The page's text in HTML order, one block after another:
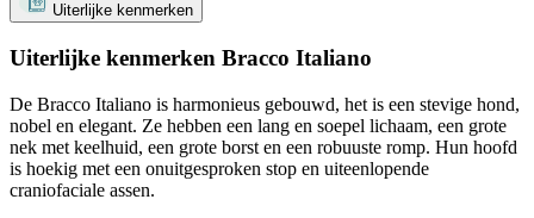
Uiterlijke kenmerken
Uiterlijke kenmerken Bracco Italiano
De Bracco Italiano is harmonieus gebouwd, het is een stevige hond,
nobel en elegant. Ze hebben een lang en soepel lichaam, een grote
nek met keelhuid, een grote borst en een robuuste romp. Hun hoofd
is hoekig met een onuitgesproken stop en uiteenlopende
craniofaciale assen.